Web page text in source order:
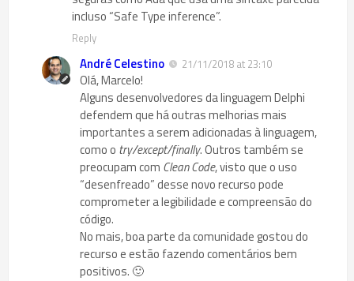
incluso “Safe Type inference”.
Reply
André Celestino 21/11/2018 at 23:10
Olá, Marcelo!
Alguns desenvolvedores da linguagem Delphi
defendem que há outras melhorias mais
importantes a serem adicionadas à linguagem,
como o try/except/finally. Outros também se
preocupam com Clean Code, visto que o uso
“desenfreado” desse novo recurso pode
comprometer a legibilidade e compreensão do
código.
No mais, boa parte da comunidade gostou do
recurso e estão fazendo comentários bem
positivos. 🙂